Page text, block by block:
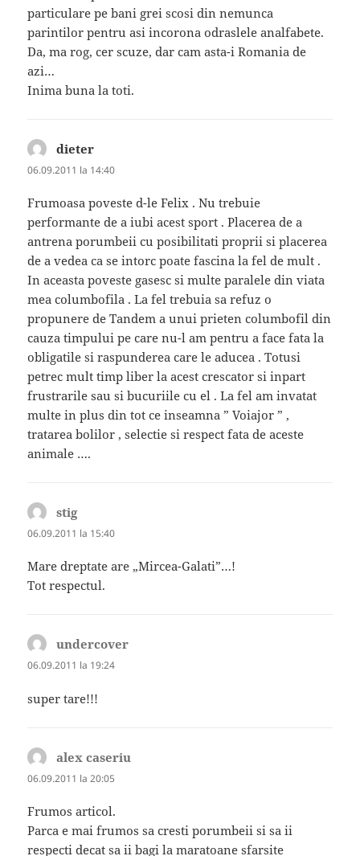
particulare pe bani grei scosi din nemunca
parintilor pentru asi incorona odraslele analfabete.
Da, ma rog, cer scuze, dar cam asta-i Romania de
azi…
Inima buna la toti.
dieter
06.09.2011 la 14:40
Frumoasa poveste d-le Felix . Nu trebuie
performante de a iubi acest sport . Placerea de a
antrena porumbeii cu posibilitati proprii si placerea
de a vedea ca se intorc poate fascina la fel de mult .
In aceasta poveste gasesc si multe paralele din viata
mea columbofila . La fel trebuia sa refuz o
propunere de Tandem a unui prieten columbofil din
cauza timpului pe care nu-l am pentru a face fata la
obligatile si raspunderea care le aducea . Totusi
petrec mult timp liber la acest crescator si inpart
frustrarile sau si bucuriile cu el . La fel am invatat
multe in plus din tot ce inseamna ” Voiajor ” ,
tratarea bolilor , selectie si respect fata de aceste
animale ….
stigspune:
06.09.2011 la 15:40
Mare dreptate are „Mircea-Galati”…!
Tot respectul.
undercover
06.09.2011 la 19:24
super tare!!!
alex caseriu
06.09.2011 la 20:05
Frumos articol.
Parca e mai frumos sa cresti porumbeii si sa ii
respecti decat sa ii bagi la maratoane sfarsite